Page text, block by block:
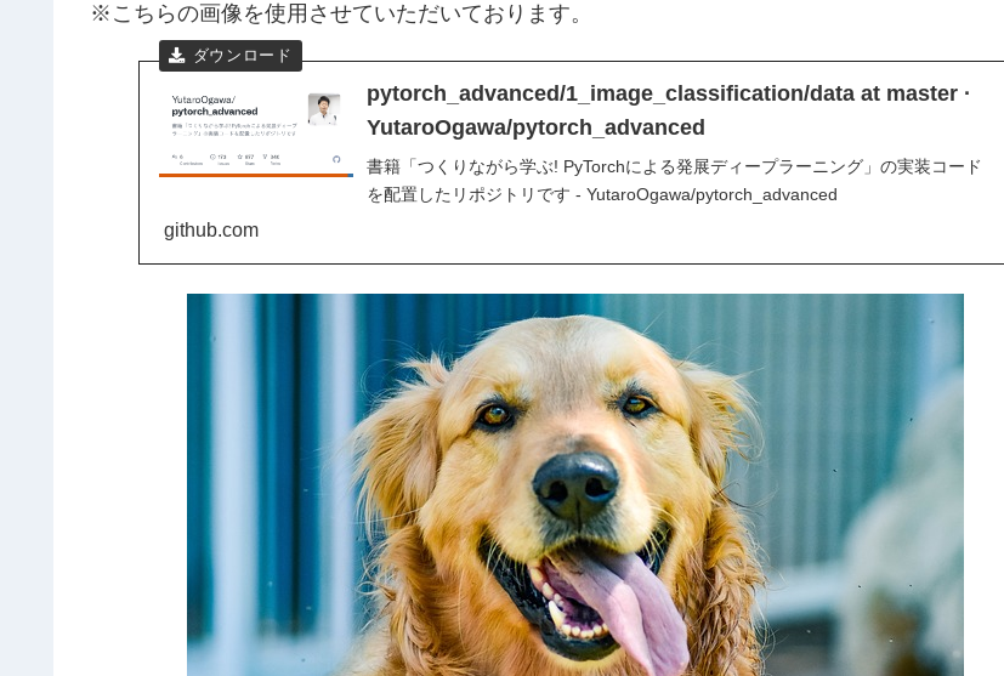
※こちらの画像を使用させていただいております。
pytorch_advanced/1_image_classification/data at master ·
YutaroOgawa/pytorch_advanced
書籍「つくりながら学ぶ! PyTorchによる発展ディープラーニング」の実装コード
を配置したリポジトリです - YutaroOgawa/pytorch_advanced
github.com